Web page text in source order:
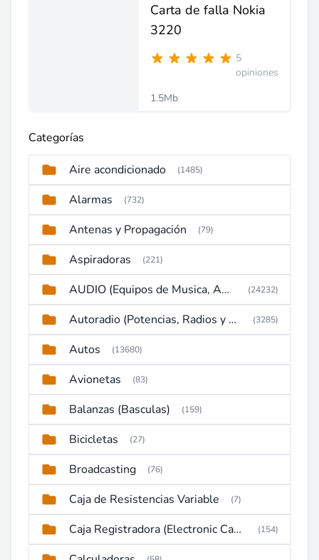
Carta de falla Nokia
3220
5
opiniones
1.5Mb
Categorías
Aire acondicionado (1485)
Alarmas (732)
Antenas y Propagación (79)
Aspiradoras (221)
AUDIO (Equipos de Musica, Amplificadores, Reproductores, Etc) (24232)
Autoradio (Potencias, Radios y DVD) (3285)
Autos (13680)
Avionetas (83)
Balanzas (Basculas) (159)
Bicicletas (27)
Broadcasting (76)
Caja de Resistencias Variable (7)
Caja Registradora (Electronic Cash Register) (154)